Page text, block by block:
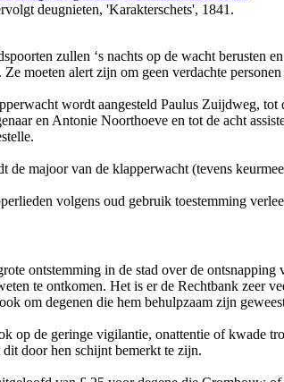
deugnieten, 'Karakterschets', 1841.
zullen ‘s nachts op de wacht berusten
moeten alert zijn om geen verdachte
wordt aangesteld Paulus Zuijdweg,
en Antonie Noorthoeve en tot de acht
majoor van de klapperwacht (tevens
volgens oud gebruik toestemming
ontstemming in de stad over de
te ontkomen. Het is er de Rechtbank zeer
om degenen die hem behulpzaam zijn
op de geringe vigilantie, onattentie of kwade
dit door hen schijnt bemerkt te zijn.